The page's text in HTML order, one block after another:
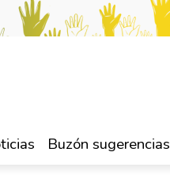
Buzón sugerencias